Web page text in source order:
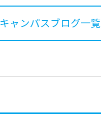
キャンパスブログ一